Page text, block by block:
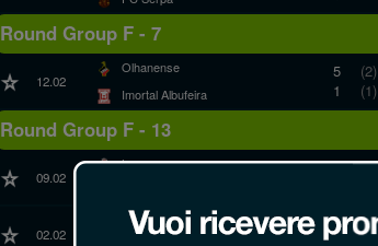
Round Group F - 7
12.02
Olhanense
Imortal Albufeira
5
1
(2)
(1)
Round Group F - 13
09.02
Lagos
0
-
02.02
Olhanense
2
(2)